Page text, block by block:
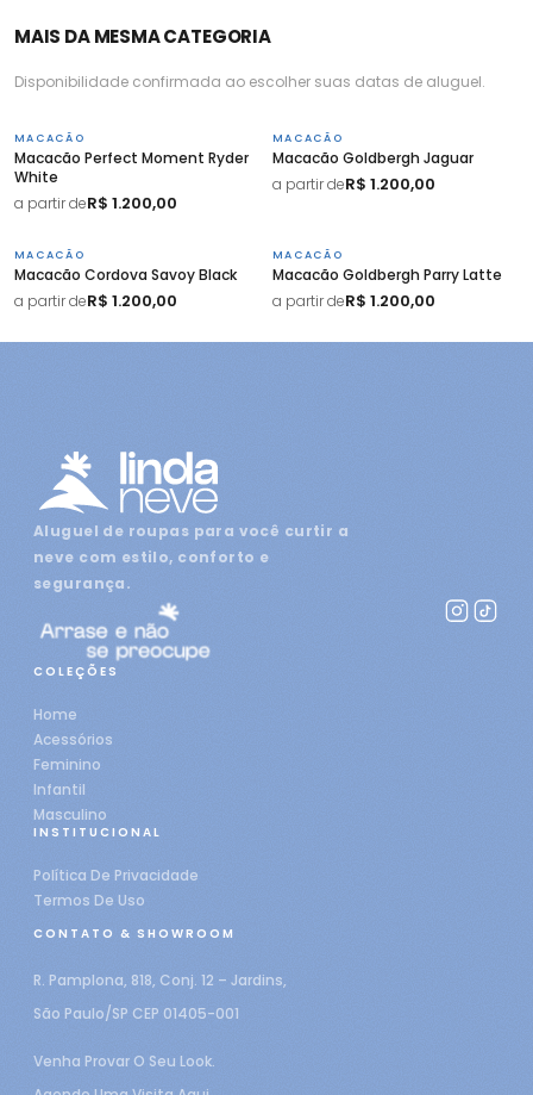
MAIS DA MESMA CATEGORIA
Disponibilidade confirmada ao escolher suas datas de aluguel.
MACACÃO
Macacão Perfect Moment Ryder
White
a partir deR$ 1.200,00
MACACÃO
Macacão Goldbergh Jaguar
a partir deR$ 1.200,00
MACACÃO
Macacão Cordova Savoy Black
a partir deR$ 1.200,00
MACACÃO
Macacão Goldbergh Parry Latte
a partir deR$ 1.200,00
Aluguel de roupas para você curtir a
neve com estilo, conforto e
segurança.
COLEÇÕES
Home
Acessórios
Feminino
Infantil
Masculino
INSTITUCIONAL
Política De Privacidade
Termos De Uso
CONTATO & SHOWROOM
R. Pamplona, 818, Conj. 12 – Jardins,
São Paulo/SP CEP 01405-001
Venha Provar O Seu Look.